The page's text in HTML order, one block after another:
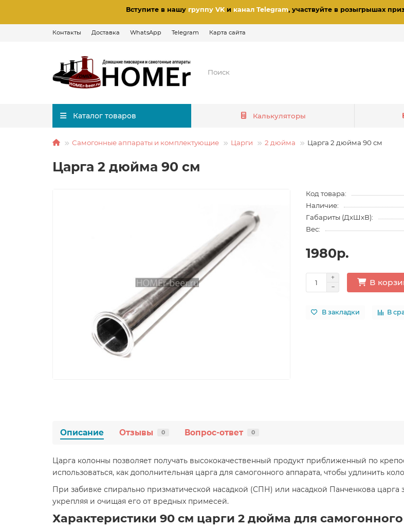
Вступите в нашу группу VKи канал Telegram, участвуйте в розыгрышах
Контакты Доставка WhatsApp Telegram Карта сайта
Каталог товаров Калькуляторы
Самогонные аппараты и комплектующие Царги 2 дюйма Царга 2 дюйма 90 см
Царга 2 дюйма 90 см
Код товара:
Наличие:
Габариты (ДхШхВ):
Вес:
1980р.
В
В закладки В
Описание Отзывы 0 Вопрос-ответ 0
Царга колонны позволяет получать высококачественный продукт приближенный по
использоваться, как дополнительная царга для самогонного аппарата, чтобы удлинить
При забивке спирально призматической насадкой (СПН) или насадкой Панченкова
укрепляя и очищая его от вредных примесей.
Характеристики 90 см царги 2 дюйма для